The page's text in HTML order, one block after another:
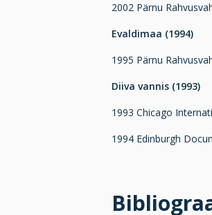
2002 Pärnu
Evaldimaa (1994)
1995 Pärnu
Diiva vannis (1993)
1993 Chicago
1994 Edinburgh